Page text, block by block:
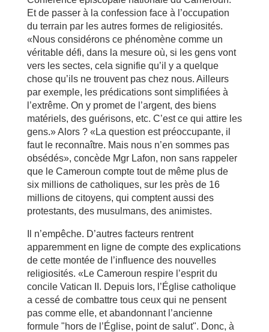
Et de passer à la confession face à l’occupation
du terrain par les autres formes de religiosités.
«Nous considérons ce phénomène comme un
véritable défi, dans la mesure où, si les gens vont
vers les sectes, cela signifie qu’il y a quelque
chose qu’ils ne trouvent pas chez nous. Ailleurs
par exemple, les prédications sont simplifiées à
l’extrême. On y promet de l’argent, des biens
matériels, des guérisons, etc. C’est ce qui attire les
gens.» Alors ? «La question est préoccupante, il
faut le reconnaître. Mais nous n’en sommes pas
obsédés», concède Mgr Lafon, non sans rappeler
que le Cameroun compte tout de même plus de
six millions de catholiques, sur les près de 16
millions de citoyens, qui comptent aussi des
protestants, des musulmans, des animistes.
Il n’empêche. D’autres facteurs rentrent
apparemment en ligne de compte des explications
de cette montée de l’influence des nouvelles
religiosités. «Le Cameroun respire l’esprit du
concile Vatican II. Depuis lors, l’Église catholique
a cessé de combattre tous ceux qui ne pensent
pas comme elle, et abandonnant l’ancienne
formule "hors de l’Église, point de salut". Donc, à